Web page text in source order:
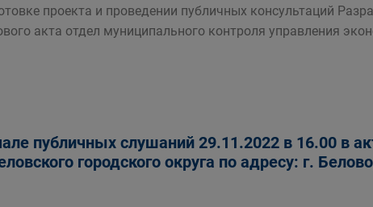
проекта и проведении публичных консультаций
акта отдел муниципального контроля управления
публичных слушаний 29.11.2022 в 16.00 в
городского округа по адресу: г.